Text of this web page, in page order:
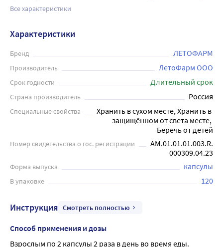
Все характеристики
Характеристики
Бренд ЛЕТОФАРМ
Производитель ЛетоФарм ООО
Срок годности Длительный срок
Страна производитель Россия
Специальные свойства
Хранить в сухом месте, Хранить в
защищённом от света месте,
Беречь от детей
Номер свидетельства о гос. регистрации
AM.01.01.01.003.R.
000309.04.23
Форма выпуска капсулы
В упаковке 120
Инструкция Смотреть полностью
Способ применения и дозы
Взрослым по 2 капсулы 2 раза в день во время еды.